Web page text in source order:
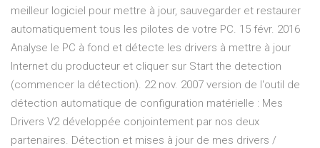
meilleur logiciel pour mettre à jour, sauvegarder et restaurer
automatiquement tous les pilotes de votre PC. 15 févr. 2016
Analyse le PC à fond et détecte les drivers à mettre à jour
Internet du producteur et cliquer sur Start the detection
(commencer la détection). 22 nov. 2007 version de l'outil de
détection automatique de configuration matérielle : Mes
Drivers V2 développée conjointement par nos deux
partenaires. Détection et mises à jour de mes drivers /